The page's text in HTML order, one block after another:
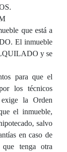
que está a
El inmueble
y se
para que el
los técnicos
la Orden
el inmueble,
salvo
en caso de
tenga otra